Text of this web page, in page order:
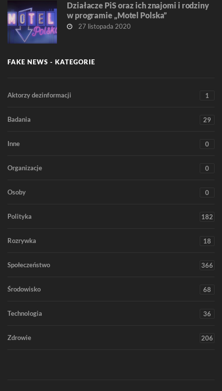
Działacze PiS oraz ich znajomi i rodziny
w programie „Motel Polska”
27 listopada 2020
FAKE NEWS - KATEGORIE
Aktorzy dezinformacji 1
Badania 29
Inne 0
Organizacje 0
Osoby 0
Polityka 182
Rozrywka 18
Społeczeństwo 366
Środowisko 68
Technologia 36
Zdrowie 206